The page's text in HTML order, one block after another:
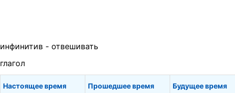
инфинитив - отвешивать
глагол
Настоящее время Прошедшее время Будущее время